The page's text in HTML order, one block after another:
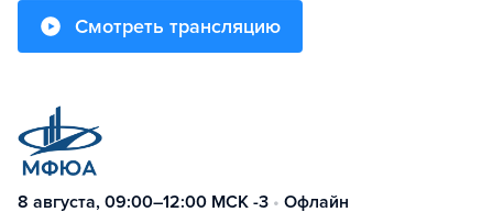
Смотреть трансляцию
8 августа, 09:00–12:00 МСК -3 • Офлайн